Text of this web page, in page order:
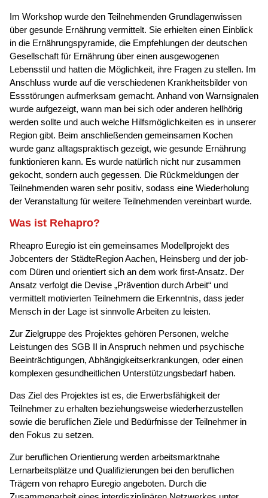
Im Workshop wurde den Teilnehmenden Grundlagenwissen
über gesunde Ernährung vermittelt. Sie erhielten einen Einblick
in die Ernährungspyramide, die Empfehlungen der deutschen
Gesellschaft für Ernährung über einen ausgewogenen
Lebensstil und hatten die Möglichkeit, ihre Fragen zu stellen. Im
Anschluss wurde auf die verschiedenen Krankheitsbilder von
Essstörungen aufmerksam gemacht. Anhand von Warnsignalen
wurde aufgezeigt, wann man bei sich oder anderen hellhörig
werden sollte und auch welche Hilfsmöglichkeiten es in unserer
Region gibt. Beim anschließenden gemeinsamen Kochen
wurde ganz alltagspraktisch gezeigt, wie gesunde Ernährung
funktionieren kann. Es wurde natürlich nicht nur zusammen
gekocht, sondern auch gegessen. Die Rückmeldungen der
Teilnehmenden waren sehr positiv, sodass eine Wiederholung
der Veranstaltung für weitere Teilnehmenden vereinbart wurde.
Was ist Rehapro?
Rheapro Euregio ist ein gemeinsames Modellprojekt des
Jobcenters der StädteRegion Aachen, Heinsberg und der job-
com Düren und orientiert sich an dem work first-Ansatz. Der
Ansatz verfolgt die Devise „Prävention durch Arbeit“ und
vermittelt motivierten Teilnehmern die Erkenntnis, dass jeder
Mensch in der Lage ist sinnvolle Arbeiten zu leisten.
Zur Zielgruppe des Projektes gehören Personen, welche
Leistungen des SGB II in Anspruch nehmen und psychische
Beeinträchtigungen, Abhängigkeitserkrankungen, oder einen
komplexen gesundheitlichen Unterstützungsbedarf haben.
Das Ziel des Projektes ist es, die Erwerbsfähigkeit der
Teilnehmer zu erhalten beziehungsweise wiederherzustellen
sowie die beruflichen Ziele und Bedürfnisse der Teilnehmer in
den Fokus zu setzen.
Zur beruflichen Orientierung werden arbeitsmarktnahe
Lernarbeitsplätze und Qualifizierungen bei den beruflichen
Trägern von rehapro Euregio angeboten. Durch die